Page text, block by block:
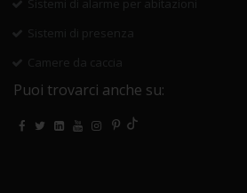
Sistemi di alarme per abitazioni
Sistemi di presenza
Camere da caccia
Puoi trovarci anche su: